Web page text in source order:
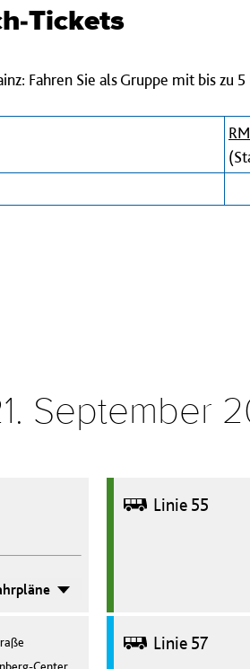
Tickets
Fahren Sie als Gruppe mit bis zu
September
Bus Linie 55
Bus Linie 57